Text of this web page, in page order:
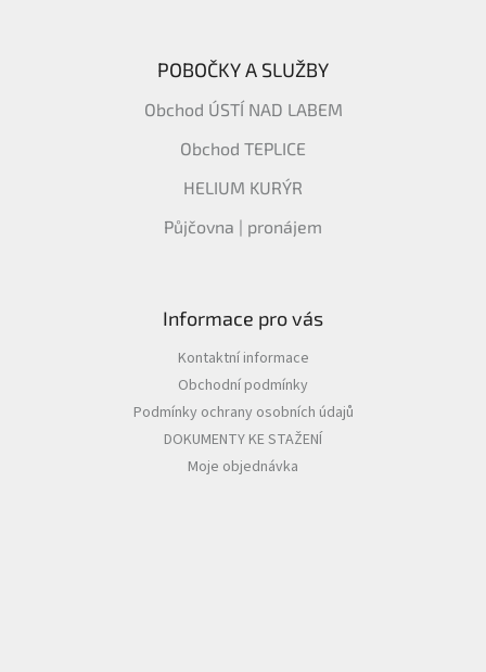
POBOČKY A SLUŽBY
Obchod ÚSTÍ NAD LABEM
Obchod TEPLICE
HELIUM KURÝR
Půjčovna | pronájem
Informace pro vás
Kontaktní informace
Obchodní podmínky
Podmínky ochrany osobních údajů
DOKUMENTY KE STAŽENÍ
Moje objednávka